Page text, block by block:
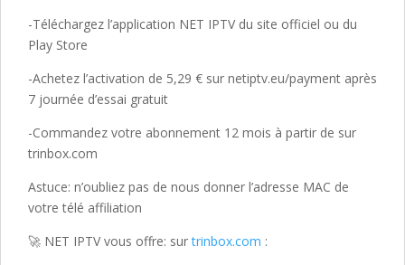
-Téléchargez l’application NET IPTV du site officiel ou du
Play Store
-Achetez l’activation de 5,29 € sur netiptv.eu/payment après
7 journée d’essai gratuit
-Commandez votre abonnement 12 mois à partir de sur
trinbox.com
Astuce: n’oubliez pas de nous donner l’adresse MAC de
votre télé affiliation
🚀 NET IPTV vous offre: surtrinbox.com :